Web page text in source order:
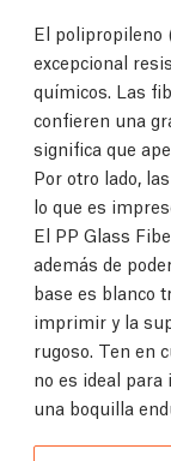
El polipropileno
excepcional
químicos. Las
confieren una
significa que
Por otro lado,
lo que es
El PP Glass
además de
base es blanco
imprimir y la
rugoso. Ten en
no es ideal
una boquilla